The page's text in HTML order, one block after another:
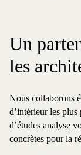
Un
les
Nous collaborons
d’intérieur les
d’études analyse
concrètes pour la